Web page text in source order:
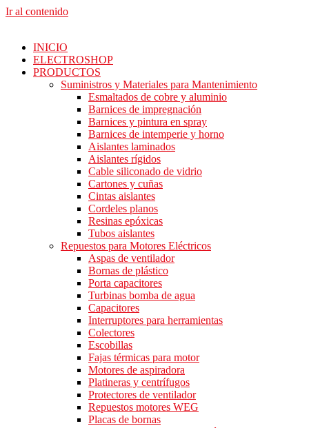
Ir al contenido
INICIO
ELECTROSHOP
PRODUCTOS
Suministros y Materiales para Mantenimiento
Esmaltados de cobre y aluminio
Barnices de impregnación
Barnices y pintura en spray
Barnices de intemperie y horno
Aislantes laminados
Aislantes rígidos
Cable siliconado de vidrio
Cartones y cuñas
Cintas aislantes
Cordeles planos
Resinas epóxicas
Tubos aislantes
Repuestos para Motores Eléctricos
Aspas de ventilador
Bornas de plástico
Porta capacitores
Turbinas bomba de agua
Capacitores
Interruptores para herramientas
Colectores
Escobillas
Fajas térmicas para motor
Motores de aspiradora
Platineras y centrífugos
Protectores de ventilador
Repuestos motores WEG
Placas de bornas